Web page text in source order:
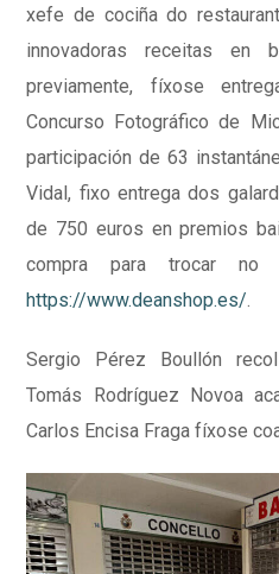
xefe de cociña do
innovadoras receitas en
previamente, fíxose
Concurso Fotográfico de
participación de 63
Vidal, fixo entrega dos
de 750 euros en premios
compra para trocar
https://www.deanshop.es/.
Sergio Pérez Boullón
Tomás Rodríguez Novoa
Carlos Encisa Fraga fíxose